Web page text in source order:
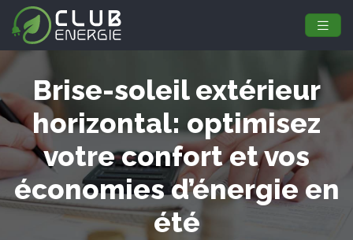
Brise-soleil extérieur
horizontal: optimisez
votre confort et vos
économies d’énergie en
été